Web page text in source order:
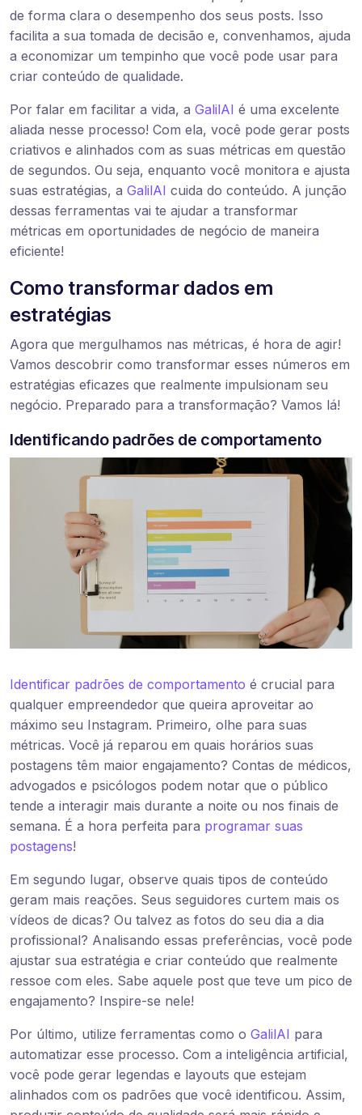
de forma clara o desempenho dos seus posts. Isso
facilita a sua tomada de decisão e, convenhamos, ajuda
a economizar um tempinho que você pode usar para
criar conteúdo de qualidade.
Por falar em facilitar a vida, a GalilAI é uma excelente
aliada nesse processo! Com ela, você pode gerar posts
criativos e alinhados com as suas métricas em questão
de segundos. Ou seja, enquanto você monitora e ajusta
suas estratégias, a GalilAI cuida do conteúdo. A junção
dessas ferramentas vai te ajudar a transformar
métricas em oportunidades de negócio de maneira
eficiente!
Como transformar dados em
estratégias
Agora que mergulhamos nas métricas, é hora de agir!
Vamos descobrir como transformar esses números em
estratégias eficazes que realmente impulsionam seu
negócio. Preparado para a transformação? Vamos lá!
Identificando padrões de comportamento
Identificar padrões de comportamento é crucial para
qualquer empreendedor que queira aproveitar ao
máximo seu Instagram. Primeiro, olhe para suas
métricas. Você já reparou em quais horários suas
postagens têm maior engajamento? Contas de médicos,
advogados e psicólogos podem notar que o público
tende a interagir mais durante a noite ou nos finais de
semana. É a hora perfeita para programar suas
postagens!
Em segundo lugar, observe quais tipos de conteúdo
geram mais reações. Seus seguidores curtem mais os
vídeos de dicas? Ou talvez as fotos do seu dia a dia
profissional? Analisando essas preferências, você pode
ajustar sua estratégia e criar conteúdo que realmente
ressoe com eles. Sabe aquele post que teve um pico de
engajamento? Inspire-se nele!
Por último, utilize ferramentas como o GalilAI para
automatizar esse processo. Com a inteligência artificial,
você pode gerar legendas e layouts que estejam
alinhados com os padrões que você identificou. Assim,